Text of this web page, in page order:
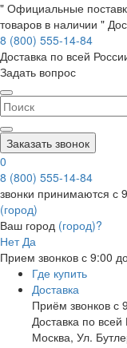
" Официальные
товаров в наличии "
8 (800) 555-14-84
Доставка по всей
Задать вопрос
Заказать звонок
0
8 (800) 555-14-84
звонки принимаются
(город)
Ваш город (город)?
Нет Да
Прием звонков с 9:00
Где купить
Доставка
Приём звонков с
Доставка по всей
Москва, Ул.